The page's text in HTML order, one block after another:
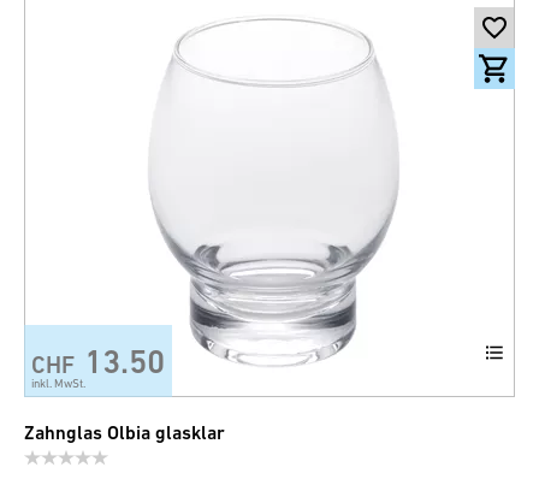
CHF 13.50
inkl. MwSt.
Zahnglas Olbia glasklar